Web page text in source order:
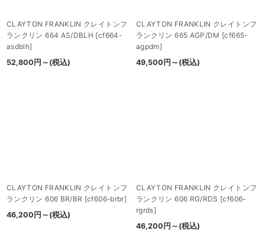
CLAYTON FRANKLIN クレイトンフ
ランクリン 664 AS/DBLH [cf664-
asdblh]
52,800 円 ～ (税込)
CLAYTON FRANKLIN クレイトンフ
ランクリン 665 AGP/DM [cf665-
agpdm]
49,500 円 ～ (税込)
CLAYTON FRANKLIN クレイトンフ
ランクリン 606 BR/BR [cf606-brbr]
46,200 円 ～ (税込)
CLAYTON FRANKLIN クレイトンフ
ランクリン 606 RG/RDS [cf606-
rgrds]
46,200 円 ～ (税込)